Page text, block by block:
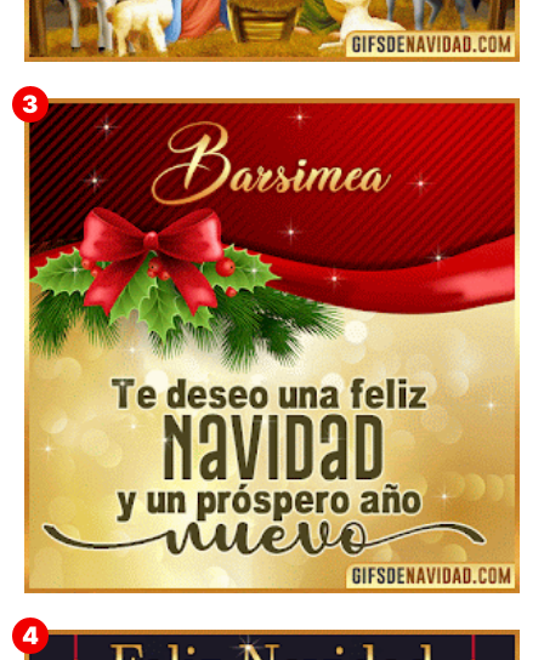
Feliz Navidad y próspero Año Nuevo Gladis